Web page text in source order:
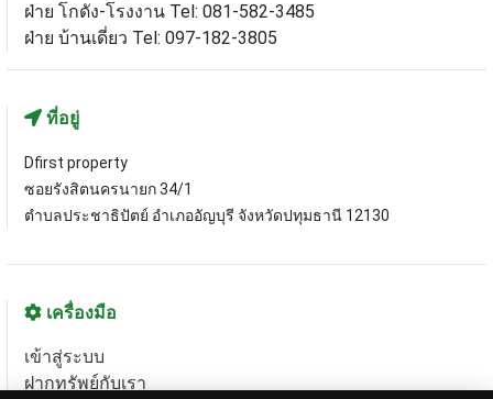
ฝ่าย โกดัง-โรงงาน Tel: 081-582-3485
ฝ่าย บ้านเดี่ยว Tel: 097-182-3805
ที่อยู่
Dfirst property
ซอยรังสิตนครนายก 34/1
ตำบลประชาธิปัตย์ อำเภออัญบุรี จังหวัดปทุมธานี 12130
เครื่องมือ
เข้าสู่ระบบ
ฝากทรัพย์กับเรา